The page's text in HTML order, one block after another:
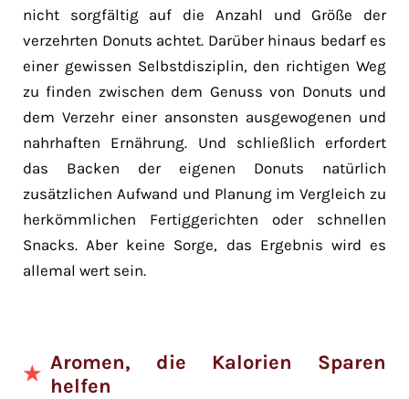
nicht sorgfältig auf die Anzahl und Größe der
verzehrten Donuts achtet. Darüber hinaus bedarf es
einer gewissen Selbstdisziplin, den richtigen Weg
zu finden zwischen dem Genuss von Donuts und
dem Verzehr einer ansonsten ausgewogenen und
nahrhaften Ernährung. Und schließlich erfordert
das Backen der eigenen Donuts natürlich
zusätzlichen Aufwand und Planung im Vergleich zu
herkömmlichen Fertiggerichten oder schnellen
Snacks. Aber keine Sorge, das Ergebnis wird es
allemal wert sein.
Aromen, die Kalorien Sparen
helfen